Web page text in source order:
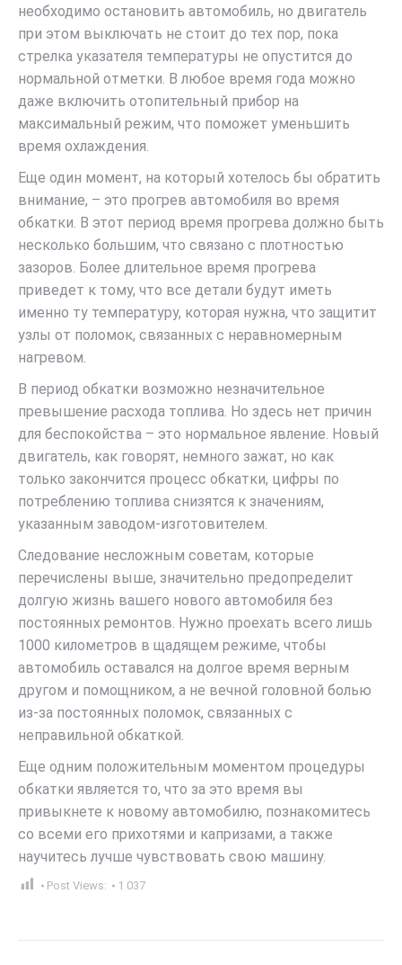
необходимо остановить автомобиль, но двигатель
при этом выключать не стоит до тех пор, пока
стрелка указателя температуры не опустится до
нормальной отметки. В любое время года можно
даже включить отопительный прибор на
максимальный режим, что поможет уменьшить
время охлаждения.
Еще один момент, на который хотелось бы обратить
внимание, – это прогрев автомобиля во время
обкатки. В этот период время прогрева должно быть
несколько большим, что связано с плотностью
зазоров. Более длительное время прогрева
приведет к тому, что все детали будут иметь
именно ту температуру, которая нужна, что защитит
узлы от поломок, связанных с неравномерным
нагревом.
В период обкатки возможно незначительное
превышение расхода топлива. Но здесь нет причин
для беспокойства – это нормальное явление. Новый
двигатель, как говорят, немного зажат, но как
только закончится процесс обкатки, цифры по
потреблению топлива снизятся к значениям,
указанным заводом-изготовителем.
Следование несложным советам, которые
перечислены выше, значительно предопределит
долгую жизнь вашего нового автомобиля без
постоянных ремонтов. Нужно проехать всего лишь
1000 километров в щадящем режиме, чтобы
автомобиль оставался на долгое время верным
другом и помощником, а не вечной головной болью
из-за постоянных поломок, связанных с
неправильной обкаткой.
Еще одним положительным моментом процедуры
обкатки является то, что за это время вы
привыкнете к новому автомобилю, познакомитесь
со всеми его прихотями и капризами, а также
научитесь лучше чувствовать свою машину.
Post Views: 1 037